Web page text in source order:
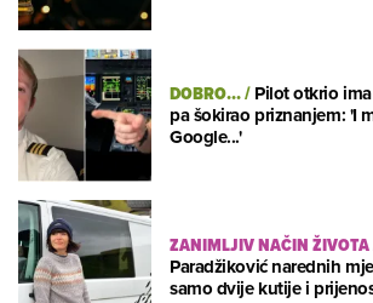
DOBRO.../Pilot otkrio
pa šokirao priznanjem: 'I
Google...'
ZANIMLJIV NAČIN ŽIVOTA
Paradžiković narednih
samo dvije kutije i